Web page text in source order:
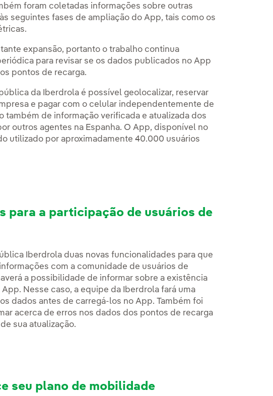
foram coletadas informações sobre outras
seguintes fases de ampliação do App, tais como os
expansão, portanto o trabalho continua
para revisar se os dados publicados no App
pontos de recarga.
da Iberdrola é possível geolocalizar, reservar
e pagar com o celular independentemente de
também de informação verificada e atualizada dos
outros agentes na Espanha. O App, disponível no
utilizado por aproximadamente 40.000 usuários
para a participação de usuários de
Iberdrola duas novas funcionalidades para que
com a comunidade de usuários de
a possibilidade de informar sobre a existência
Nesse caso, a equipe da Iberdrola fará uma
dados antes de carregá-los no App. Também foi
acerca de erros nos dados dos pontos de recarga
sua atualização.
seu plano de mobilidade